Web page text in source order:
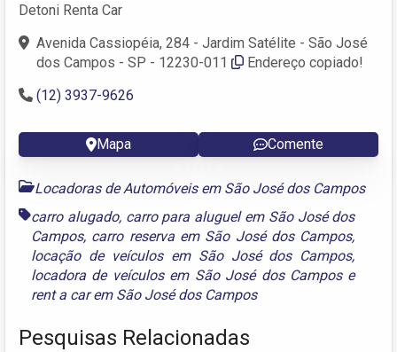
Detoni Renta Car
Avenida Cassiopéia, 284 - Jardim Satélite - São José
dos Campos - SP - 12230-011
Endereço copiado!
(12) 3937-9626
Mapa Comente
Locadoras de Automóveis em São José dos Campos
carro alugado, carro para aluguel em São José dos
Campos, carro reserva em São José dos Campos,
locação de veículos em São José dos Campos,
locadora de veículos em São José dos Campose
rent a car em São José dos Campos
Pesquisas Relacionadas